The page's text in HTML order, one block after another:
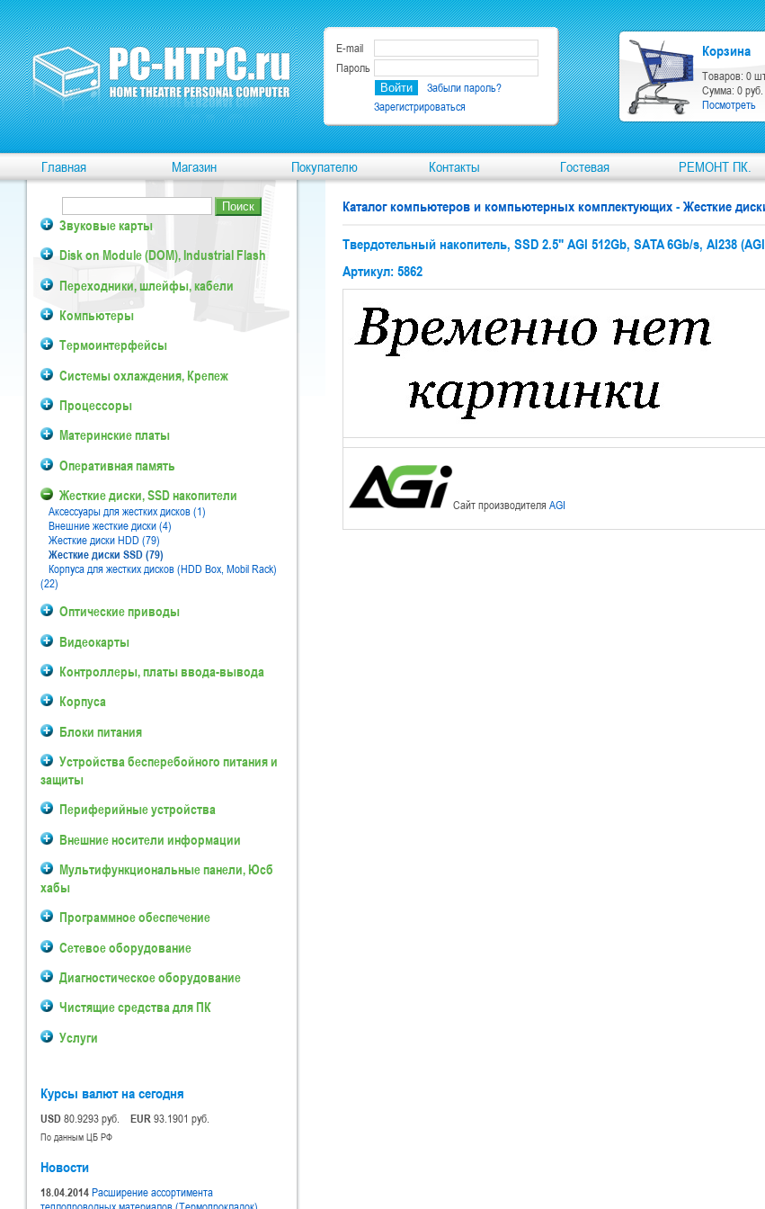
E-mail
Пароль
Забыли пароль?
Зарегистрироваться
Корзина
Товаров: 0
Сумма: 0 руб.
Посмотреть
Главная Магазин Покупателю Контакты Гостевая РЕМОНТ ПК.
Звуковые карты
Disk on Module (DOM), Industrial Flash
Переходники, шлейфы, кабели
Компьютеры
Термоинтерфейсы
Системы охлаждения, Крепеж
Процессоры
Материнские платы
Оперативная память
Жесткие диски, SSD накопители
Аксессуары для жестких дисков (1)
Внешние жесткие диски (4)
Жесткие диски HDD (79)
Жесткие диски SSD (79)
Корпуса для жестких дисков (HDD Box, Mobil Rack)
(22)
Оптические приводы
Видеокарты
Контроллеры, платы ввода-вывода
Корпуса
Блоки питания
Устройства бесперебойного питания и
защиты
Периферийные устройства
Внешние носители информации
Мультифункциональные панели, Юсб
хабы
Программное обеспечение
Сетевое оборудование
Диагностическое оборудование
Чистящие средства для ПК
Услуги
Курсы валют на сегодня
USD80.9293 руб. EUR93.1901 руб.
По данным ЦБ РФ
Новости
18.04.2014Расширение ассортимента
Каталог компьютеров и компьютерных комплектующих - Жесткие
Твердотельный накопитель, SSD 2.5" AGI 512Gb, SATA 6Gb/s, AI238
Артикул: 5862
Сайт производителя AGI